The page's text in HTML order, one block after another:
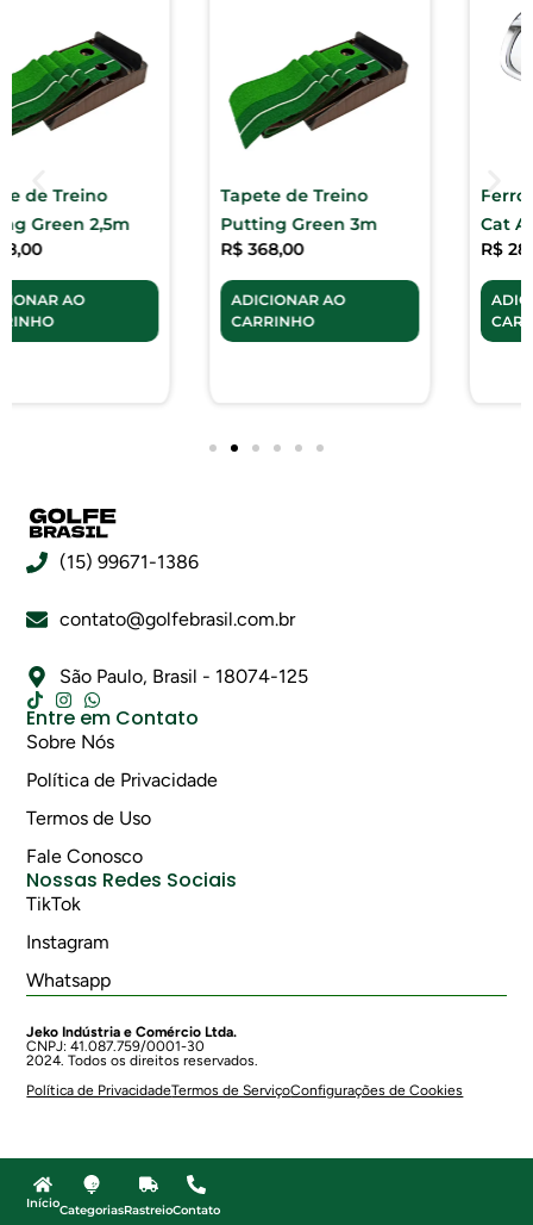
Tapete de Treino
Putting Green 3m
ADICIONAR AO
Ferro 7 Infantil Pick
Cat Amarelo
ADICIONAR AO
(15) 99671-1386
contato@golfebrasil.com.br
São Paulo, Brasil - 18074-125
Entre em Contato
Sobre Nós
Política de Privacidade
Termos de Uso
Fale Conosco
Nossas Redes Sociais
TikTok
Instagram
Whatsapp
Jeko Indústria e Comércio Ltda.
CNPJ: 41.087.759/0001-30
2024. Todos os direitos reservados.
Política de PrivacidadeTermos de ServiçoConfigurações de Cookies
InícioCategoriasRastreioContato